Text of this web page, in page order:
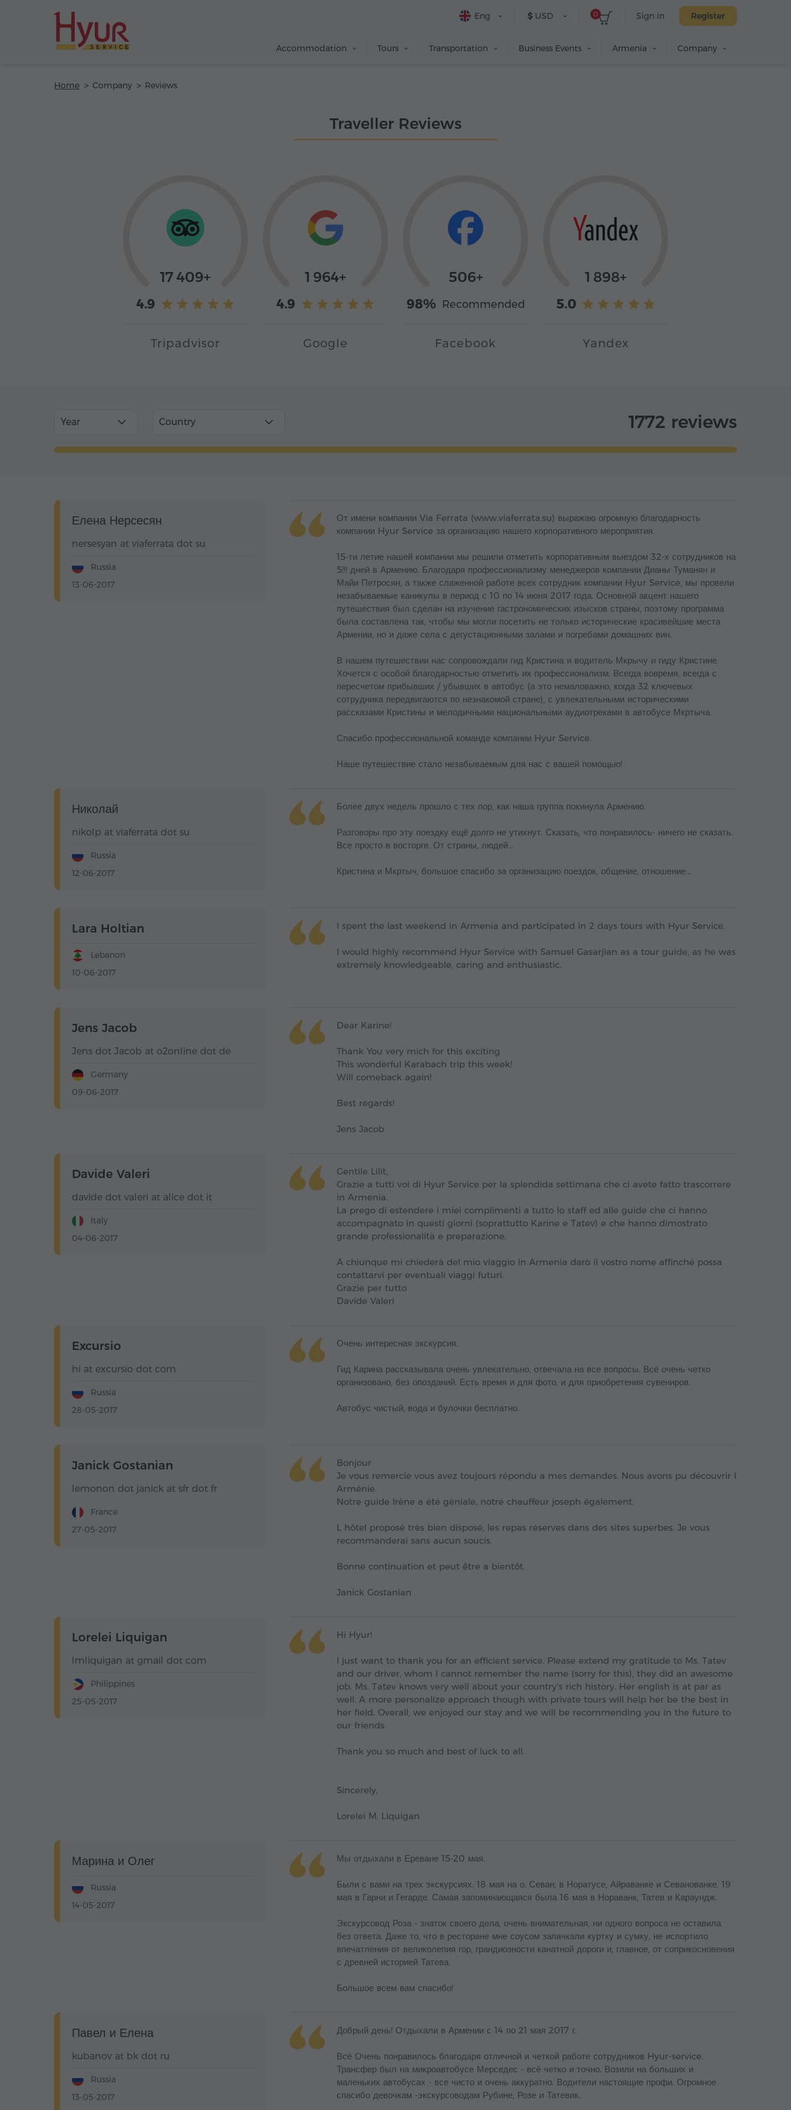
Sign in Register
0
$ USD
Eng
Accommodation Tours Transportation Business Events Armenia Company
Home Company Reviews
Traveller Reviews
17 409+
4.9
Tripadvisor
1 964+
4.9
Google
506+
98% Recommended
Facebook
1 898+
5.0
Yandex
Year Country 1772 reviews
Елена Нерсесян
nersesyan at viaferrata dot su
Russia
13-06-2017
От имени компании Via Ferrata (www.viaferrata.su) выражаю огромную благодарность
компании Hyur Service за организацию нашего корпоративного мероприятия.
15-ти летие нашей компании мы решили отметить корпоративным выездом 32-х сотрудников на
5!!! дней в Армению. Благодаря профессионализму менеджеров компании Дианы Туманян и
Майи Петросян, а также слаженной работе всех сотрудник компании Hyur Service, мы провели
незабываемые каникулы в период с 10 по 14 июня 2017 года. Основной акцент нашего
путешествия был сделан на изучение гастрономических изысков страны, поэтому программа
была составлена так, чтобы мы могли посетить не только исторические красивейшие места
Армении, но и даже села с дегустационными залами и погребами домашних вин.
В нашем путешествии нас сопровождали гид Кристина и водитель Мкрычу и гиду Кристине.
Хочется с особой благодарностью отметить их профессионализм. Всегда вовремя, всегда с
пересчетом прибывших / убывших в автобус (а это немаловажно, когда 32 ключевых
сотрудника передвигаются по незнакомой стране), с увлекательными историческими
рассказами Кристины и мелодичными национальными аудиотреками в автобусе Мкртыча.
Спасибо профессиональной команде компании Hyur Service.
Наше путешествие стало незабываемым для нас с вашей помощью!
Николай
nikolp at viaferrata dot su
Russia
12-06-2017
Более двух недель прошло с тех пор, как наша группа покинула Армению.
Разговоры про эту поездку ещё долго не утихнут. Сказать, что понравилось- ничего не сказать.
Все просто в восторге. От страны, людей...
Кристина и Мкртыч, большое спасибо за организацию поездок, общение, отношение...
Lara Holtian
Lebanon
10-06-2017
I spent the last weekend in Armenia and participated in 2 days tours with Hyur Service.
I would highly recommend Hyur Service with Samuel Gasarjian as a tour guide, as he was
extremely knowledgeable, caring and enthusiastic.
Jens Jacob
Jens dot Jacob at o2online dot de
Germany
09-06-2017
Dear Karine!
Thank You very mich for this exciting
This wonderful Karabach trip this week!
Will comeback again!
Best regards!
Jens Jacob
Davide Valeri
davide dot valeri at alice dot it
Italy
04-06-2017
Gentile Lilit,
Grazie a tutti voi di Hyur Service per la splendida settimana che ci avete fatto trascorrere
in Armenia.
La prego di estendere i miei complimenti a tutto lo staff ed alle guide che ci hanno
accompagnato in questi giorni (soprattutto Karine e Tatev) e che hanno dimostrato
grande professionalità e preparazione.
A chiunque mi chiederà del mio viaggio in Armenia darò il vostro nome affinché possa
contattarvi per eventuali viaggi futuri.
Grazie per tutto
Davide Valeri
Excursio
hi at excursio dot com
Russia
28-05-2017
Очень интересная экскурсия.
Гид Карина рассказывала очень увлекательно, отвечала на все вопросы. Всё очень четко
организовано, без опозданий. Есть время и для фото, и для приобретения сувениров.
Автобус чистый, вода и булочки бесплатно.
Janick Gostanian
lemonon dot janick at sfr dot fr
France
27-05-2017
Bonjour
Je vous remercie vous avez toujours répondu a mes demandes. Nous avons pu découvrir l
Arménie.
​Notre guide Irène a été géniale, notre chauffeur joseph également.
L hôtel proposé très bien disposé, les repas réserves dans des sites superbes. Je vous
recommanderai sans aucun soucis.
​Bonne continuation et peut être a bientôt.
Janick Gostanian
Lorelei Liquigan
lmliquigan at gmail dot com
Philippines
25-05-2017
Hi Hyur!
I just want to thank you for an efficient service. Please extend my gratitude to Ms. Tatev
and our driver, whom I cannot remember the name (sorry for this), they did an awesome
job. Ms. Tatev knows very well about your country's rich history. Her english is at par as
well. A more personalize approach though with private tours will help her be the best in
her field. Overall, we enjoyed our stay and we will be recommending you in the future to
our friends.
Thank you so much and best of luck to all.
Sincerely,
Lorelei M. Liquigan
Марина и Олег
Russia
14-05-2017
Мы отдыхали в Ереване 15-20 мая.
Были с вами на трех экскурсиях. 18 мая на о. Севан, в Норатусе, Айраванке и Севанованке. 19
мая в Гарни и Гегарде. Самая запоминающаяся была 16 мая в Нораванк, Татев и Караундж.
Экскурсовод Роза - знаток своего дела, очень внимательная, ни одного вопроса не оставила
без ответа. Даже то, что в ресторане мне соусом запачкали куртку и сумку, не испортило
впечатления от великолепия гор, грандиозности канатной дороги и, главное, от соприкосновения
с древней историей Татева.
Большое всем вам спасибо!
Павел и Елена
kubanov at bk dot ru
Russia
13-05-2017
Добрый день! Отдыхали в Армении с 14 по 21 мая 2017 г.
Всё Очень понравилось благодаря отличной и четкой работе сотрудников Hyur-service.
Трансфер был на микроавтобусе Мерседес - всё четко и точно. Возили на больших и
маленьких автобусах - все чисто и очень аккуратно. Водители настоящие профи. Огромное
спасибо девочкам -экскурсоводам Рубине, Розе и Татевик.